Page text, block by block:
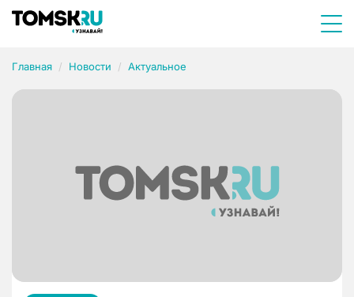
Главная Новости Актуальное